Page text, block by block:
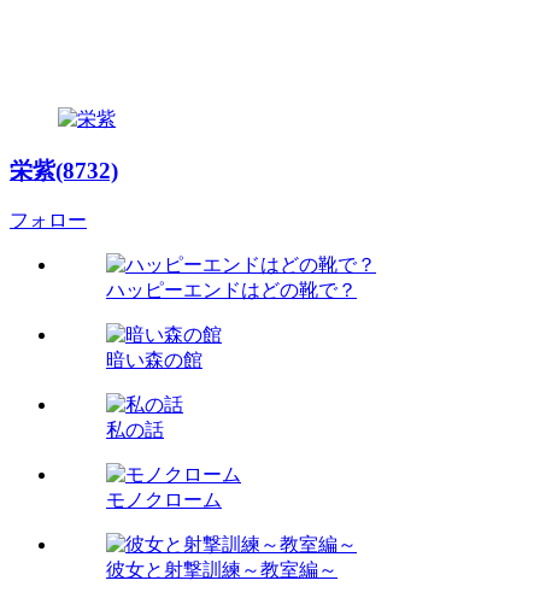
栄紫(8732)
フォロー
ハッピーエンドはどの靴で？
暗い森の館
私の話
モノクローム
彼女と射撃訓練～教室編～